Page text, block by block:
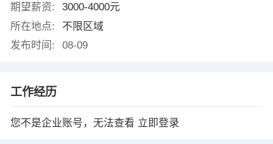
期望薪资:
3000-4000元
所在地点:
不限区域
发布时间:
08-09
工作经历
您不是企业账号，无法查看 立即登录